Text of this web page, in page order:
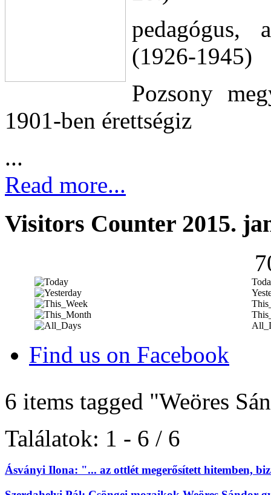
pedagógus,
(1926-1945)
Pozsony
1901-ben érettségiz
...
Read more...
Visitors Counter 2015.
Find us on Facebook
6 items tagged "Weöres
Találatok: 1 - 6 / 6
Ásványi Ilona: "... az ottlét megerősített hitemben,